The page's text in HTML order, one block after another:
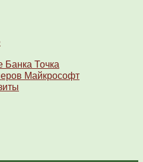
Банка Точка
Майкрософт